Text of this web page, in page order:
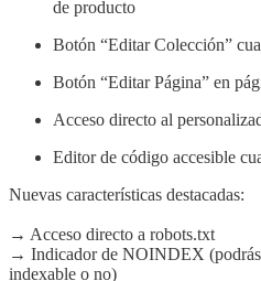
de producto
Botón “Editar Colección”
Botón “Editar Página” en
Acceso directo al
Editor de código accesible
Nuevas características destacadas:
→ Acceso directo a robots.txt
→ Indicador de NOINDEX (podrás
indexable o no)